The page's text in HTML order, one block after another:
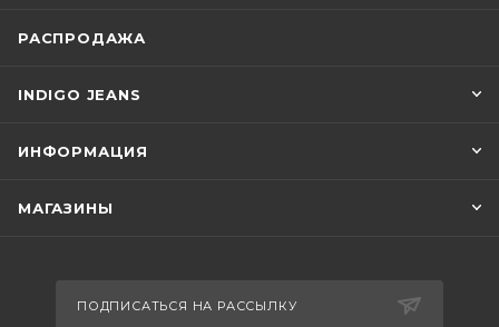
РАСПРОДАЖА
INDIGO JEANS
ИНФОРМАЦИЯ
МАГАЗИНЫ
ПОДПИСАТЬСЯ НА РАССЫЛКУ